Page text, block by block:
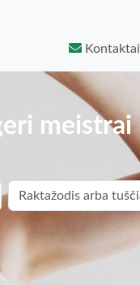
Kontaktai
meistrai